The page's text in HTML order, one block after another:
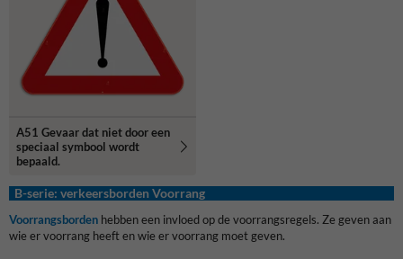
A51 Gevaar dat niet door een
speciaal symbool wordt
bepaald.
B-serie: verkeersborden Voorrang
Voorrangsborden hebben een invloed op de voorrangsregels. Ze geven aan
wie er voorrang heeft en wie er voorrang moet geven.